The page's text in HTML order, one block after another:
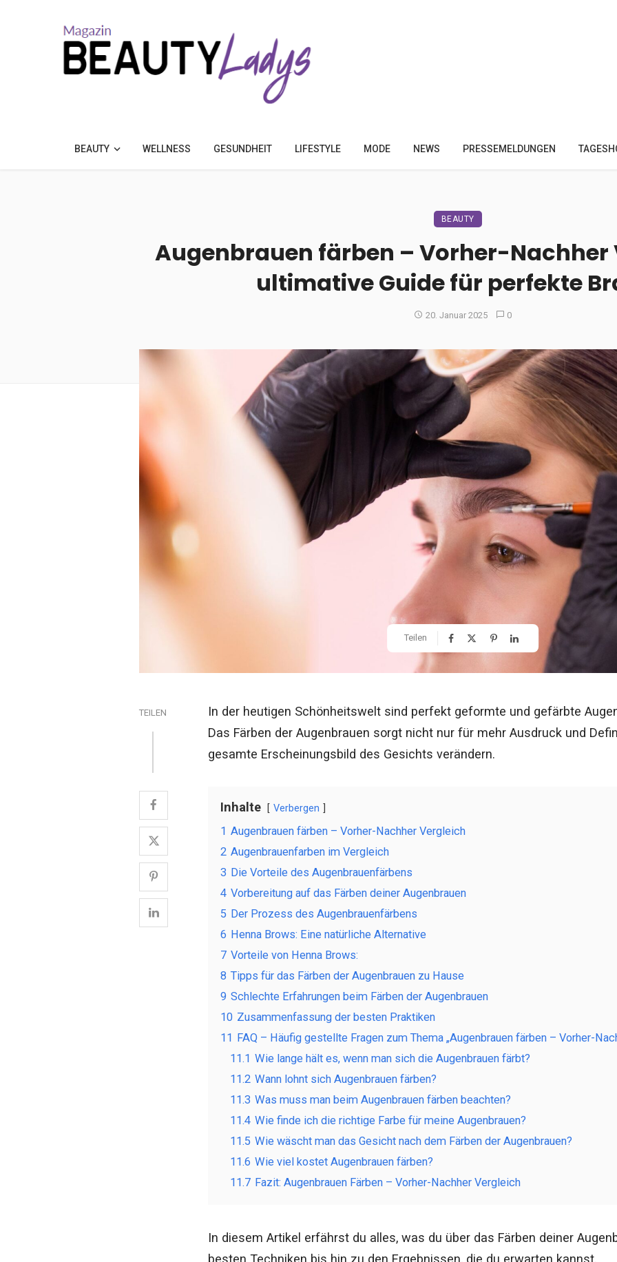
BEAUTY WELLNESS GESUNDHEIT LIFESTYLE MODE NEWS PRESSEMELDUNGEN
BEAUTY
Augenbrauen färben – Vorher-Nachher
ultimative Guide für perfekte
20. Januar 2025 0
Teilen
TEILEN
In der heutigen Schönheitswelt sind perfekt geformte und gefärbte
Das Färben der Augenbrauen sorgt nicht nur für mehr Ausdruck und
gesamte Erscheinungsbild des Gesichts verändern.
Inhalte Verbergen
1 Augenbrauen färben – Vorher-Nachher Vergleich
2 Augenbrauenfarben im Vergleich
3 Die Vorteile des Augenbrauenfärbens
4 Vorbereitung auf das Färben deiner Augenbrauen
5 Der Prozess des Augenbrauenfärbens
6 Henna Brows: Eine natürliche Alternative
7 Vorteile von Henna Brows:
8 Tipps für das Färben der Augenbrauen zu Hause
9 Schlechte Erfahrungen beim Färben der Augenbrauen
10 Zusammenfassung der besten Praktiken
11 FAQ – Häufig gestellte Fragen zum Thema „Augenbrauen färben – Vorher-
11.1 Wie lange hält es, wenn man sich die Augenbrauen färbt?
11.2 Wann lohnt sich Augenbrauen färben?
11.3 Was muss man beim Augenbrauen färben beachten?
11.4 Wie finde ich die richtige Farbe für meine Augenbrauen?
11.5 Wie wäscht man das Gesicht nach dem Färben der Augenbrauen?
11.6 Wie viel kostet Augenbrauen färben?
11.7 Fazit: Augenbrauen Färben – Vorher-Nachher Vergleich
In diesem Artikel erfährst du alles, was du über das Färben deiner
besten Techniken bis hin zu den Ergebnissen, die du erwarten kannst.